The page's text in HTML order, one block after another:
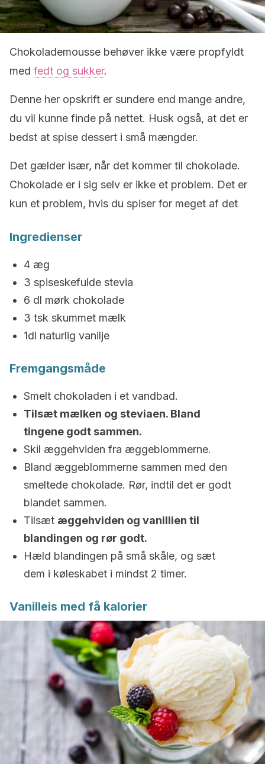
Chokolademousse behøver ikke være propfyldt
med fedt og sukker.
Denne her opskrift er sundere end mange andre,
du vil kunne finde på nettet. Husk også, at det er
bedst at spise dessert i små mængder.
Det gælder især, når det kommer til chokolade.
Chokolade er i sig selv er ikke et problem. Det er
kun et problem, hvis du spiser for meget af det
Ingredienser
4 æg
3 spiseskefulde stevia
6 dl mørk chokolade
3 tsk skummet mælk
1dl naturlig vanilje
Fremgangsmåde
Smelt chokoladen i et vandbad.
Tilsæt mælken og steviaen. Bland
tingene godt sammen.
Skil æggehviden fra æggeblommerne.
Bland æggeblommerne sammen med den
smeltede chokolade. Rør, indtil det er godt
blandet sammen.
Tilsæt æggehviden og vanillien til
blandingen og rør godt.
Hæld blandingen på små skåle, og sæt
dem i køleskabet i mindst 2 timer.
Vanilleis med få kalorier